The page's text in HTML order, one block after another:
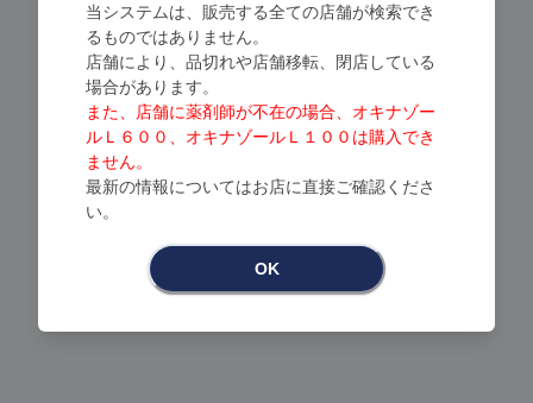
Loading...
当システムは、販売する全ての店舗が検索でき
るものではありません。
店舗により、品切れや店舗移転、閉店している
場合があります。
また、店舗に薬剤師が不在の場合、オキナゾー
ルＬ６００、オキナゾールＬ１００は購入でき
ません。
最新の情報についてはお店に直接ご確認くださ
い。
OK